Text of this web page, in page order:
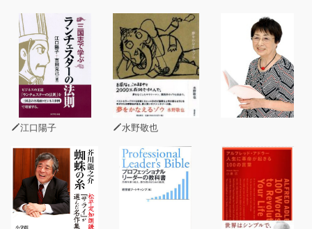
江口陽子 水野敬也